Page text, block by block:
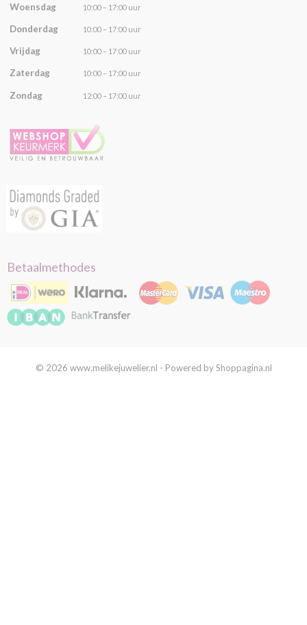
Woensdag 10:00 – 17:00 uur
Donderdag 10:00 – 17:00 uur
Vrijdag 10:00 – 17:00 uur
Zaterdag 10:00 – 17:00 uur
Zondag 12:00 – 17:00 uur
Betaalmethodes
© 2026 www.melikejuwelier.nl - Powered by Shoppagina.nl